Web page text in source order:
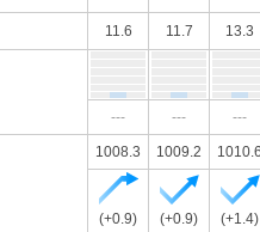
11.6 11.7 13.3
--- --- ---
1008.3 1009.2
(+0.9) (+0.9) (+1.4)